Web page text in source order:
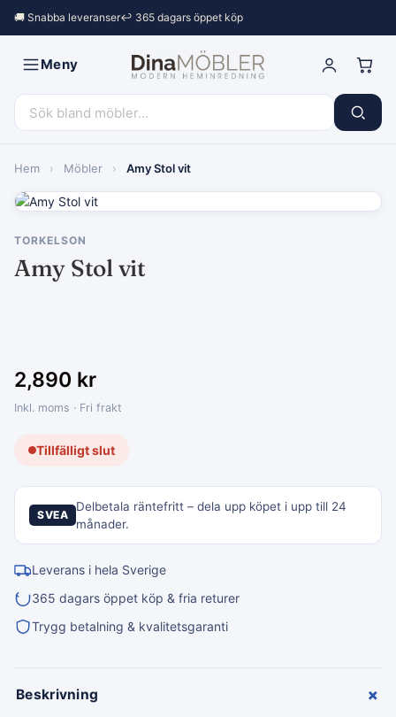
🚚 Snabba leveranser↩︎ 365 dagars öppet köp
Meny
Hem › Möbler › Amy Stol vit
TORKELSON
Amy Stol vit
2,890 kr
Inkl. moms · Fri frakt
Tillfälligt slut
SVEA
Delbetala räntefritt – dela upp köpet i upp till 24
månader.
Leverans i hela Sverige
365 dagars öppet köp & fria returer
Trygg betalning & kvalitetsgaranti
Beskrivning +